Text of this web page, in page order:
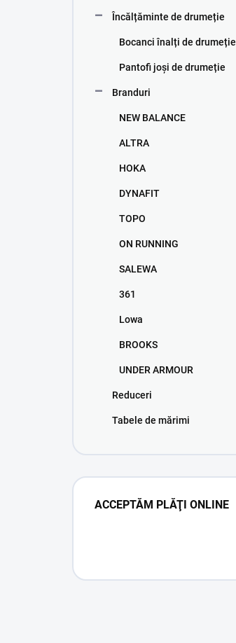
Încălțăminte de drumeție
Bocanci înalți de drumeție
Pantofi joși de drumeție
Branduri
NEW BALANCE
ALTRA
HOKA
DYNAFIT
TOPO
ON RUNNING
SALEWA
361
Lowa
BROOKS
UNDER ARMOUR
Reduceri
Tabele de mărimi
ACCEPTĂM PLĂŢI ONLINE